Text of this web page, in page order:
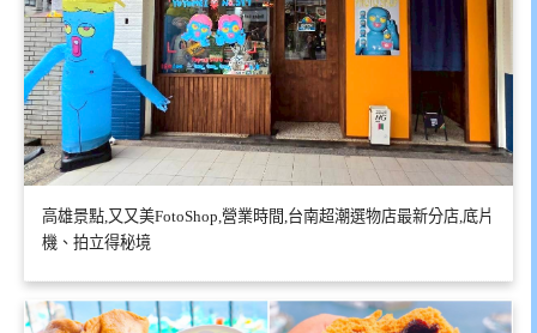
高雄景點,又又美FotoShop,營業時間,台南超潮選物店最新分店,底片
機、拍立得秘境